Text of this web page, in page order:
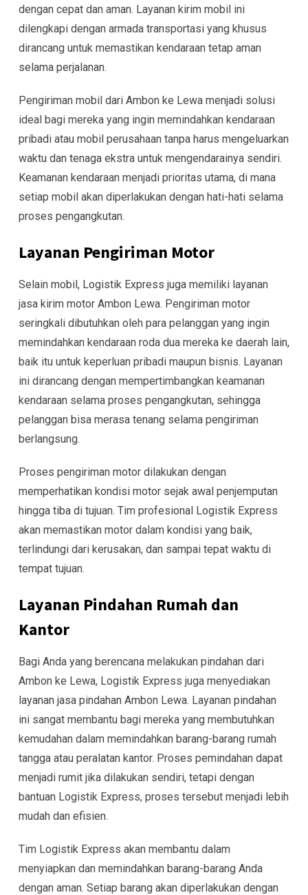
dengan cepat dan aman. Layanan kirim mobil ini
dilengkapi dengan armada transportasi yang khusus
dirancang untuk memastikan kendaraan tetap aman
selama perjalanan.
Pengiriman mobil dari Ambon ke Lewa menjadi solusi
ideal bagi mereka yang ingin memindahkan kendaraan
pribadi atau mobil perusahaan tanpa harus mengeluarkan
waktu dan tenaga ekstra untuk mengendarainya sendiri.
Keamanan kendaraan menjadi prioritas utama, di mana
setiap mobil akan diperlakukan dengan hati-hati selama
proses pengangkutan.
Layanan Pengiriman Motor
Selain mobil, Logistik Express juga memiliki layanan
jasa kirim motor Ambon Lewa. Pengiriman motor
seringkali dibutuhkan oleh para pelanggan yang ingin
memindahkan kendaraan roda dua mereka ke daerah lain,
baik itu untuk keperluan pribadi maupun bisnis. Layanan
ini dirancang dengan mempertimbangkan keamanan
kendaraan selama proses pengangkutan, sehingga
pelanggan bisa merasa tenang selama pengiriman
berlangsung.
Proses pengiriman motor dilakukan dengan
memperhatikan kondisi motor sejak awal penjemputan
hingga tiba di tujuan. Tim profesional Logistik Express
akan memastikan motor dalam kondisi yang baik,
terlindungi dari kerusakan, dan sampai tepat waktu di
tempat tujuan.
Layanan Pindahan Rumah dan
Kantor
Bagi Anda yang berencana melakukan pindahan dari
Ambon ke Lewa, Logistik Express juga menyediakan
layanan jasa pindahan Ambon Lewa. Layanan pindahan
ini sangat membantu bagi mereka yang membutuhkan
kemudahan dalam memindahkan barang-barang rumah
tangga atau peralatan kantor. Proses pemindahan dapat
menjadi rumit jika dilakukan sendiri, tetapi dengan
bantuan Logistik Express, proses tersebut menjadi lebih
mudah dan efisien.
Tim Logistik Express akan membantu dalam
menyiapkan dan memindahkan barang-barang Anda
dengan aman. Setiap barang akan diperlakukan dengan